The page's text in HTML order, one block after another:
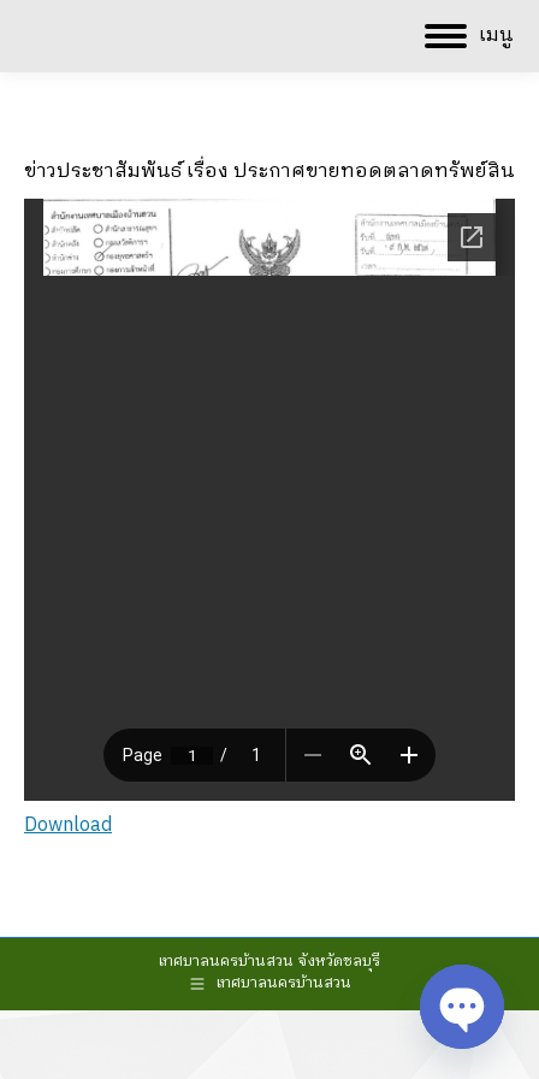
เมนู
ข่าวประชาสัมพันธ์ เรื่อง ประกาศขายทอดตลาดทรัพย์สิน
Download
เทศบาลนครบ้านสวน จังหวัดชลบุรี
เทศบาลนครบ้านสวน